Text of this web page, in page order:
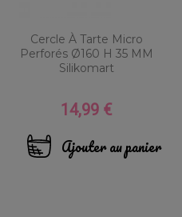
Cercle À Tarte Micro
Perforés Ø160 H 35 MM
Silikomart
Prix
14,99 €
Ajouter au panier